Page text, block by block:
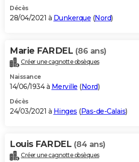
Décès
28/04/2021 à Dunkerque (Nord)
Marie FARDEL (86 ans)
Créer une cagnotte obsèques
Naissance
14/06/1934 à Merville (Nord)
Décès
24/03/2021 à Hinges (Pas-de-Calais)
Louis FARDEL (84 ans)
Créer une cagnotte obsèques